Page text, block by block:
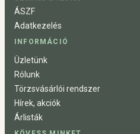
ÁSZF
Adatkezelés
INFORMÁCIÓ
Üzletünk
Rólunk
Törzsvásárlói rendszer
Hírek, akciók
Árlisták